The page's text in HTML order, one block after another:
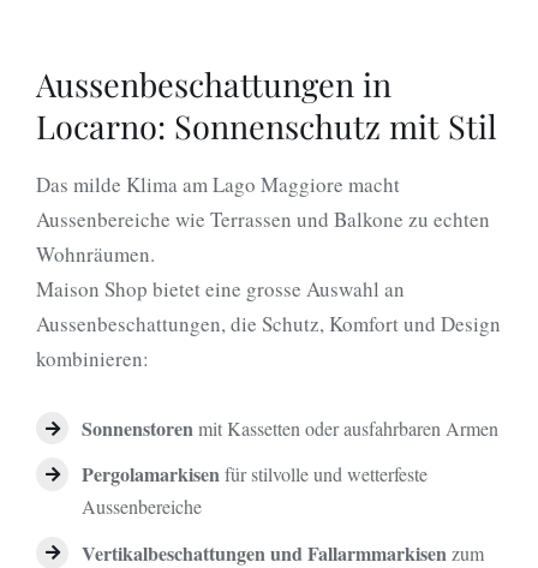
Aussenbeschattungen in
Locarno: Sonnenschutz mit Stil
Das milde Klima am Lago Maggiore macht
Aussenbereiche wie Terrassen und Balkone zu echten
Wohnräumen.
Maison Shop bietet eine grosse Auswahl an
Aussenbeschattungen, die Schutz, Komfort und Design
kombinieren:
Sonnenstorenmit Kassetten oder ausfahrbaren Armen
Pergolamarkisenfür stilvolle und wetterfeste
Aussenbereiche
Vertikalbeschattungen und Fallarmmarkisen zum